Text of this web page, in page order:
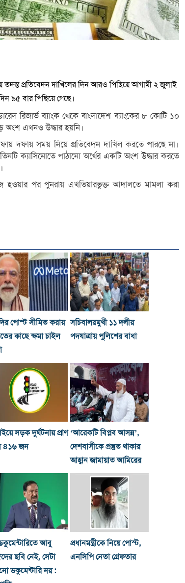
তদন্ত প্রতিবেদন দাখিলের দিন আরও পিছিয়ে আগামী ২ জুলাই
৯৫ বার পিছিয়ে গেছে।
রিজার্ভ ব্যাংক থেকে বাংলাদেশ ব্যাংকের ৮ কোটি ১০
অংশ এখনও উদ্ধার হয়নি।
দফায় সময় নিয়ে প্রতিবেদন দাখিল করতে পারছে না।
ক্যাসিনোতে পাঠানো অর্থের একটি অংশ উদ্ধার করতে
হওয়ার পর পুনরায় এখতিয়ারভুক্ত আদালতে মামলা করা
পোস্ট সীমিত করায়
কাছে ক্ষমা চাইল
সচিবালয়মুখী ১১ দলীয়
পদযাত্রায় পুলিশের বাধা
সড়ক দুর্ঘটনায় প্রাণ
৪১৬ জন
‘আরেকটি বিপ্লব আসন্ন’,
দেশবাসীকে প্রস্তুত থাকার
আহ্বান জামায়াত আমিরের
আবু
ছবি নেই, সেটা
ডকুমেন্টারি নয় :
প্রধানমন্ত্রীকে নিয়ে পোস্ট,
এনসিপি নেতা গ্রেফতার